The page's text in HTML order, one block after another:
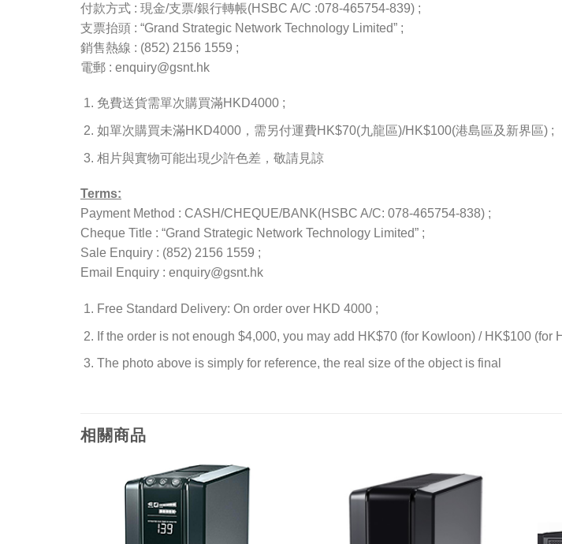
付款方式 : 現金/支票/銀行轉帳(HSBC A/C :078-465754-839) ;
支票抬頭 : “Grand Strategic Network Technology Limited” ;
銷售熱線 : (852) 2156 1559 ;
電郵 : enquiry@gsnt.hk
免費送貨需單次購買滿HKD4000 ;
如單次購買未滿HKD4000，需另付運費HK$70(九龍區)/HK$100(港島區及新界區) ;
相片與實物可能出現少許色差，敬請見諒
Terms:
Payment Method : CASH/CHEQUE/BANK(HSBC A/C: 078-465754-838) ;
Cheque Title : “Grand Strategic Network Technology Limited” ;
Sale Enquiry : (852) 2156 1559 ;
Email Enquiry : enquiry@gsnt.hk
Free Standard Delivery: On order over HKD 4000 ;
If the order is not enough $4,000, you may add HK$70 (for Kowloon) / HK$100
The photo above is simply for reference, the real size of the object is final
相關商品